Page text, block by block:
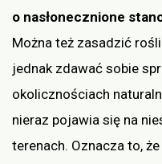
o nasłonecznione
Można też zasadzić
jednak zdawać sobie
okolicznościach
nieraz pojawia się na
terenach. Oznacza to,